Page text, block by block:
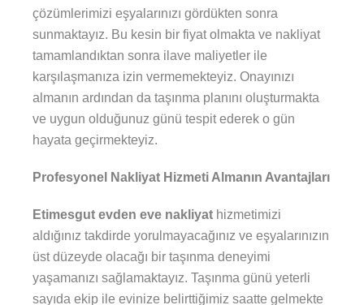
çözümlerimizi eşyalarınızı gördükten sonra
sunmaktayız. Bu kesin bir fiyat olmakta ve nakliyat
tamamlandıktan sonra ilave maliyetler ile
karşılaşmanıza izin vermemekteyiz. Onayınızı
almanın ardından da taşınma planını oluşturmakta
ve uygun olduğunuz günü tespit ederek o gün
hayata geçirmekteyiz.
Profesyonel Nakliyat Hizmeti Almanın Avantajları
Etimesgut evden eve nakliyat hizmetimizi
aldığınız takdirde yorulmayacağınız ve eşyalarınızın
üst düzeyde olacağı bir taşınma deneyimi
yaşamanızı sağlamaktayız. Taşınma günü yeterli
sayıda ekip ile evinize belirttiğimiz saatte gelmekte